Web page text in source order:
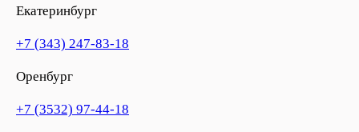
Екатеринбург
+7 (343) 247-83-18
Оренбург
+7 (3532) 97-44-18